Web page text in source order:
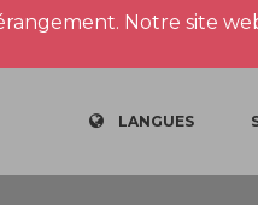
Notre site
LANGUES